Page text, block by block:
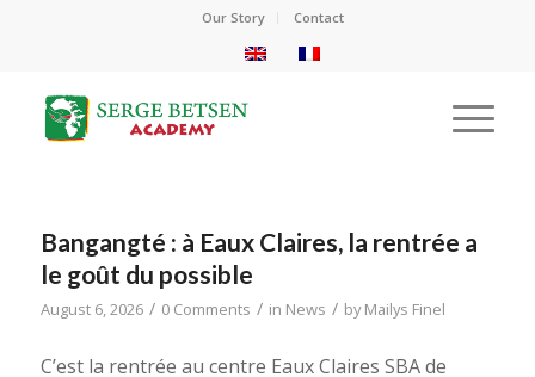
Our Story Contact
Bangangté : à Eaux Claires, la rentrée a
le goût du possible
August 6, 2026 / 0 Comments / in News / byMailys Finel
C’est la rentrée au centre Eaux Claires SBA de